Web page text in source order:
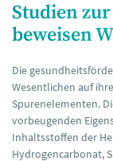
Studien
beweisen
Die
Wesentlichen auf
Spurenelementen.
vorbeugenden
Inhaltsstoffen der
Hydrogencarbonat,